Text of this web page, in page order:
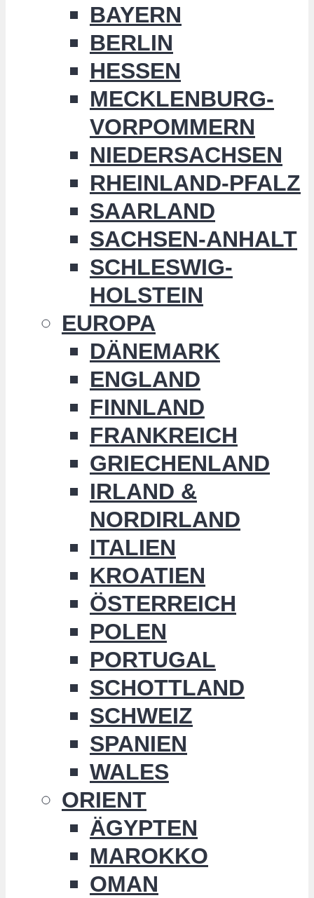
BAYERN
BERLIN
HESSEN
MECKLENBURG-
VORPOMMERN
NIEDERSACHSEN
RHEINLAND-PFALZ
SAARLAND
SACHSEN-ANHALT
SCHLESWIG-
HOLSTEIN
EUROPA
DÄNEMARK
ENGLAND
FINNLAND
FRANKREICH
GRIECHENLAND
IRLAND &
NORDIRLAND
ITALIEN
KROATIEN
ÖSTERREICH
POLEN
PORTUGAL
SCHOTTLAND
SCHWEIZ
SPANIEN
WALES
ORIENT
ÄGYPTEN
MAROKKO
OMAN